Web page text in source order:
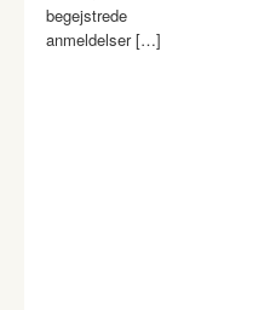
begejstrede
anmeldelser […]